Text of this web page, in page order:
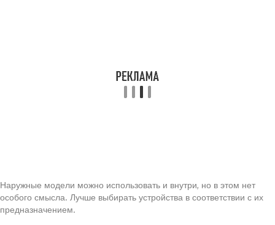
Наружные модели можно использовать и внутри, но в этом нет
особого смысла. Лучше выбирать устройства в соответствии с их
предназначением.